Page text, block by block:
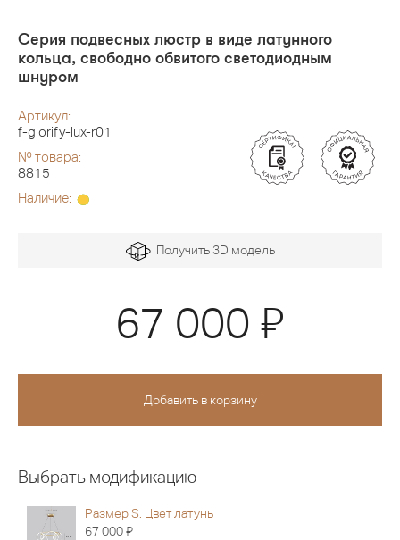
Серия подвесных люстр в виде латунного
кольца, свободно обвитого светодиодным
шнуром
Артикул:
f-glorify-lux-r01
№ товара:
8815
Наличие:
Получить 3D модель
67 000 Я
Выбрать модификацию
Размер S. Цвет латунь
67 000Я